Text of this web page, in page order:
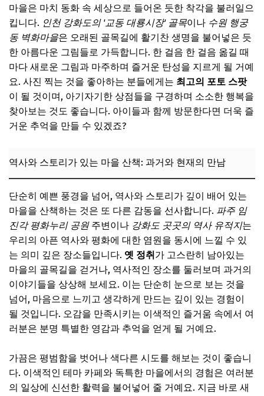
마을은 마치 동화 속 세상으로 들어온 듯한 착각을 불러일으
킵니다. 인천 강화도의 '교동 대룡시장' 골목이나 수원 행궁
동 벽화마을은 오래된 골목길에 활기찬 생명을 불어넣은 듯
한 아름다운 그림들로 가득합니다. 한 걸음 한 걸음 옮길 때
마다 새로운 그림과 마주하며 즐거운 탄성을 지르게 될 거예
요. 사진 찍는 것을 좋아하는 분들에게는 최고의 포토 스팟
이 될 것이며, 아기자기한 상점들을 구경하며 소소한 행복을
찾아보는 것도 좋습니다. 아이들과 함께 방문한다면 더욱 즐
거운 추억을 만들 수 있겠죠?
역사와 스토리가 있는 마을 산책: 과거와 현재의 만남
단순히 예쁜 풍경을 넘어, 역사와 스토리가 깊이 배어 있는
마을을 산책하는 것은 또 다른 감동을 선사합니다. 파주 임
진각 평화누리 공원주변이나 강화도 곳곳의 역사 유적지는
우리의 아픈 역사와 평화에 대한 염원을 동시에 느낄 수 있
는 의미 깊은 장소들입니다. 옛 정취 가 고스란히 남아있는
마을의 골목길을 걷거나, 역사적인 장소를 둘러보며 과거의
이야기들을 상상해 보세요. 이는 단순히 눈으로 보는 것을
넘어, 마음으로 느끼고 생각하게 만드는 깊이 있는 경험이
될 것입니다. 오감을 만족시키는 이색적인 즐거움 속에서 여
러분은 분명 특별한 영감과 추억을 얻게 될 거예요.
가끔은 평범함을 벗어나 색다른 시도를 해보는 것이 좋습니
다. 이색적인 테마 카페와 독특한 마을에서의 경험은 여러분
의 일상에 신선한 활력을 불어넣어 줄 거예요. 지금 바로 새